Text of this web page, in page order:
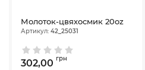
Молоток-цвяхосмик 20oz
Артикул: 42_25031
302,00 грн